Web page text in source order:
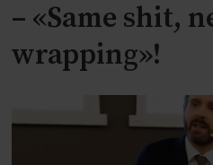
– «Same shit,
wrapping»!